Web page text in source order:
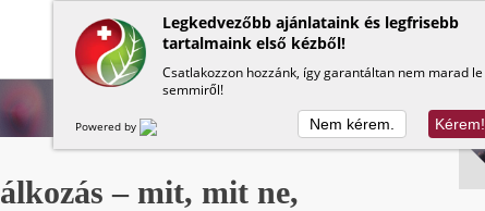
– mit, mit ne,
Legkedvezőbb ajánlataink és legfrisebb
tartalmaink első kézből!
Csatlakozzon hozzánk, így garantáltan nem marad le
semmiről!
Powered by Nem kérem. Kérem!